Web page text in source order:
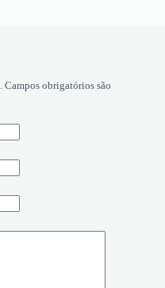
Campos obrigatórios são